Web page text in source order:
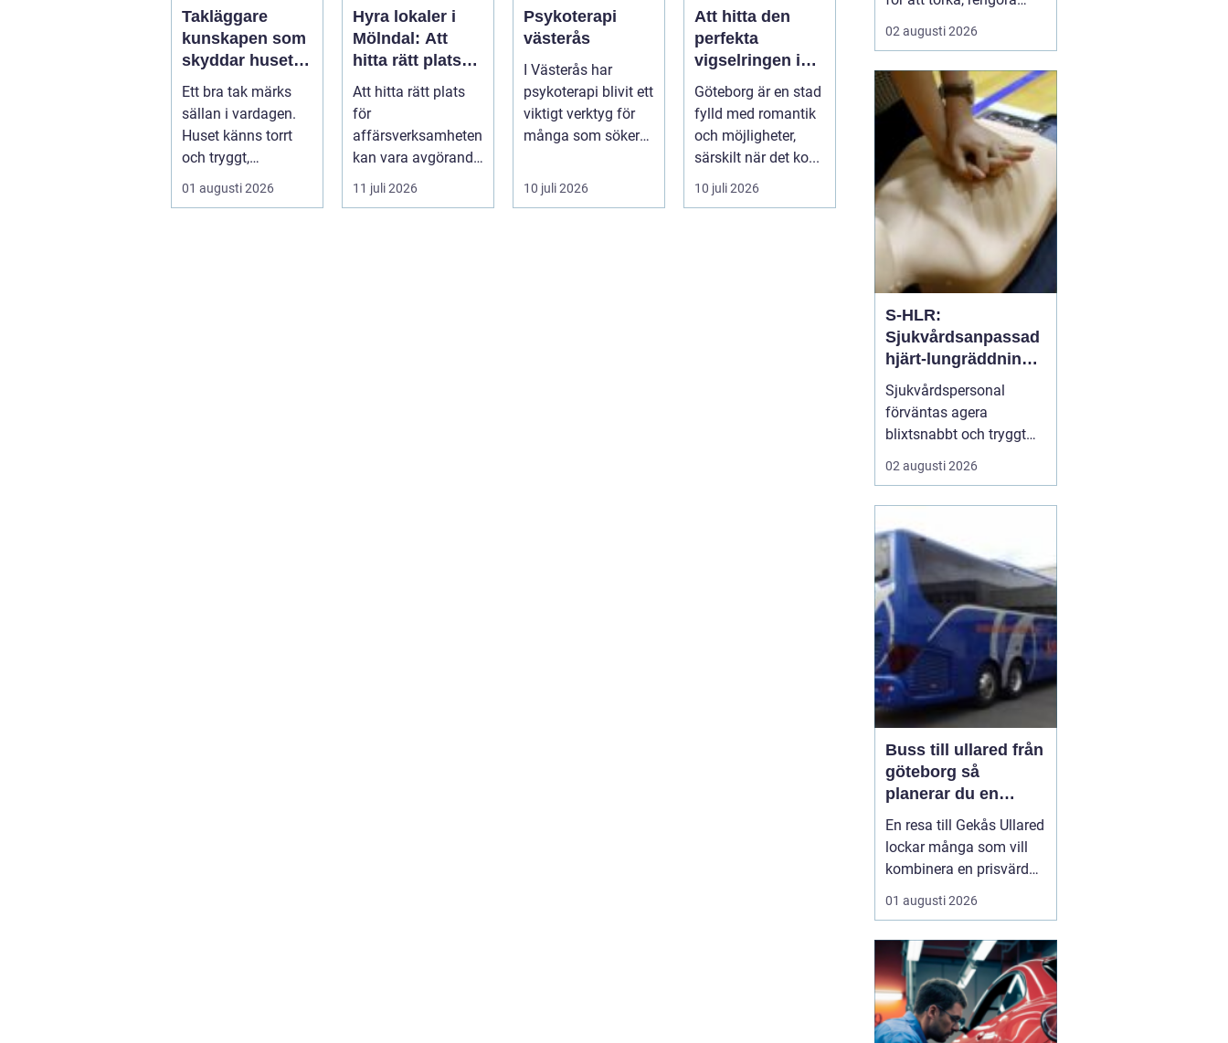
Takläggare
kunskapen som
skyddar huset i
längden
Ett bra tak märks
sällan i vardagen.
Huset känns torrt
och tryggt,
inomhusklimatet
fungerar och ener...
01 augusti 2026
Hyra lokaler i
Mölndal: Att
hitta rätt plats
för
affärsverksamhe
ten
Att hitta rätt plats
för
affärsverksamheten
kan vara avgörande
för ett f&ou...
11 juli 2026
Psykoterapi
västerås
I Västerås har
psykoterapi blivit ett
viktigt verktyg för
många som söker
välmående i liv...
10 juli 2026
Att hitta den
perfekta
vigselringen i
Göteborg
Göteborg är en stad
fylld med romantik
och möjligheter,
särskilt när det ko...
10 juli 2026
eller kyla produkter i
rörelse. Tekniken bygger
koncentrerad luftström
som blåser bort vatten,
damm, smuts eller
överskottsvätska ...
02 augusti 2026
S-HLR:
Sjukvårdsanpassad
hjärt-lungräddning
som räddar liv
Sjukvårdspersonal
förväntas agera
blixtsnabbt och tryggt
när en patient drabbas
av hjärtstopp. Då räcker
fördjupad form av hjärt-
lungräddning som ä...
02 augusti 2026
Buss till ullared från
göteborg så
planerar du en
smidig shoppingdag
En resa till Gekås Ullared
lockar många som vill
kombinera en prisvärd
shoppingdag med en
enkel och bekväm
till Ullared från Göteborg
gördagen mindre
stressig än om ...
01 augusti 2026